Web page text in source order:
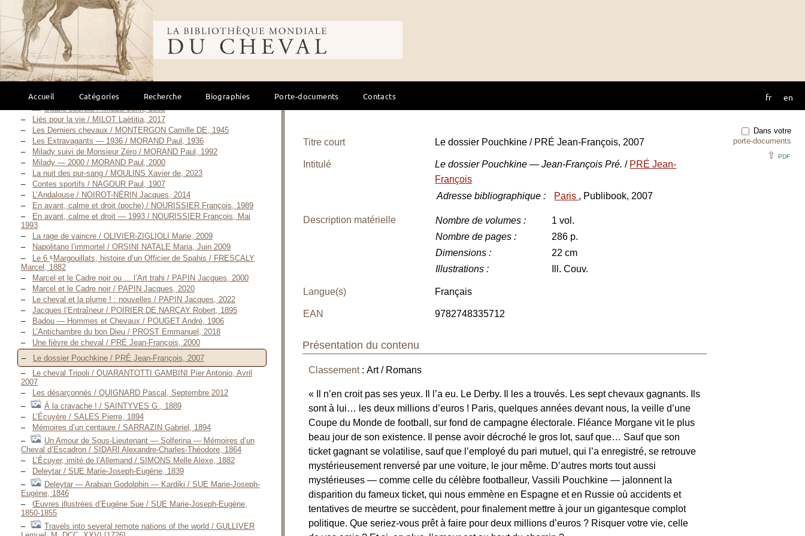
Bibliothèque mondiale du cheval
Accueil Catégories Recherche Biographies Porte-documents Contacts fr en
Jim Blackwood, Jockey — édition illustrée / MANDELSTAMM
Valentin, S. D. [1912]
Jim Blackwood, Jockey — 1921 / MANDELSTAMM Valentin, S. D.
[1921]
À nos chevaux ! / MANOTTI Dominique, 1999
Le cavalier à la charrette / MARIE Jean-Noël, 2004
De si jolis chevaux / MCCARTHY Cormac, 1993
Le grand passage / MCCARTHY Cormac, 1997
Des villes dans la plaine / MCCARTHY Cormac, 1998
Stable secrets / MILLS John, 1863
Liés pour la vie / MILOT Laëtitia, 2017
Les Derniers chevaux / MONTERGON Camille DE, 1945
Les Extravagants — 1936 / MORAND Paul, 1936
Milady suivi de Monsieur Zéro / MORAND Paul, 1992
Milady — 2000 / MORAND Paul, 2000
La nuit des pur-sang / MOULINS Xavier de, 2023
Contes sportifs / NAGOUR Paul, 1907
L’Andalouse / NOIROT-NÉRIN Jacques, 2014
En avant, calme et droit (poche) / NOURISSIER François, 1989
En avant, calme et droit — 1993 / NOURISSIER François, Mai
1993
La rage de vaincre / OLIVIER-ZIGLIOLI Marie, 2009
Napolitano l’immortel / ORSINI NATALE Maria, Juin 2009
Le 6 e Margouillats, histoire d’un Officier de Spahis / FRESCALY
Marcel, 1882
Marcel et le Cadre noir ou ... l’Art trahi / PAPIN Jacques, 2000
Marcel et le Cadre noir / PAPIN Jacques, 2020
Le cheval et la plume ! : nouvelles / PAPIN Jacques, 2022
Jacques l’Entraîneur / POIRIER DE NARÇAY Robert, 1895
Badou — Hommes et Chevaux / POUGET André, 1906
L’Antichambre du bon Dieu / PROST Emmanuel, 2018
Une fièvre de cheval / PRÉ Jean-François, 2000
Le dossier Pouchkine / PRÉ Jean-François, 2007
Le cheval Tripoli / QUARANTOTTI GAMBINI Pier Antonio, Avril
2007
Les désarçonnés / QUIGNARD Pascal, Septembre 2012
À la cravache ! / SAINTYVES G., 1889
L’Écuyère / SALES Pierre, 1894
Mémoires d’un centaure / SARRAZIN Gabriel, 1894
Un Amour de Sous-Lieutenant — Solferina — Mémoires d’un
Cheval d’Escadron / SIDARI Alexandre-Charles-Théodore, 1864
L’Écuyer, imité de l’Allemand / SIMONS Melle Alexe, 1882
Deleytar / SUE Marie-Joseph-Eugène, 1839
Deleytar — Arabian Godolphin — Kardiki / SUE Marie-Joseph-
Eugène, 1846
Œuvres illustrées d’Eugène Sue / SUE Marie-Joseph-Eugène,
1850-1855
Travels into several remote nations of the world / GULLIVER
Dans votre
porte-documents
⇪ PDF
Titre court Le dossier Pouchkine / PRÉ Jean-François, 2007
Intitulé Le dossier Pouchkine — Jean-François Pré./ PRÉ Jean-
François
Adresse bibliographique : Paris , Publibook, 2007
Description matérielle Nombre de volumes :
1 vol.
Nombre de pages :
286 p.
Dimensions :
22 cm
Illustrations : Ill. Couv.
Langue(s) Français
EAN 9782748335712
Présentation du contenu
Classement: Art / Romans
« Il n’en croit pas ses yeux. Il l’a eu. Le Derby. Il les a trouvés. Les sept chevaux gagnants. Ils
sont à lui… les deux millions d’euros ! Paris, quelques années devant nous, la veille d’une
Coupe du Monde de football, sur fond de campagne électorale. Fléance Morgane vit le plus
beau jour de son existence. Il pense avoir décroché le gros lot, sauf que… Sauf que son
ticket gagnant se volatilise, sauf que l’employé du pari mutuel, qui l’a enregistré, se retrouve
mystérieusement renversé par une voiture, le jour même. D’autres morts tout aussi
mystérieuses — comme celle du célèbre footballeur, Vassili Pouchkine — jalonnent la
disparition du fameux ticket, qui nous emmène en Espagne et en Russie où accidents et
tentatives de meurtre se succèdent, pour finalement mettre à jour un gigantesque complot
politique. Que seriez-vous prêt à faire pour deux millions d’euros ? Risquer votre vie, celle